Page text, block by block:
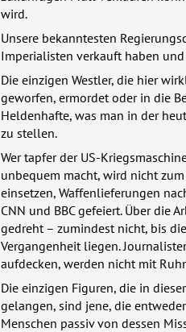
wird.
Unsere bekanntesten
Imperialisten verkauft haben
Die einzigen Westler, die hier
geworfen, ermordet oder in die
Heldenhafte, was man in der
zu stellen.
Wer tapfer der US-
unbequem macht, wird nicht
einsetzen, Waffenlieferungen
CNN und BBCgefeiert. Über die
gedreht – zumindest nicht, bis
Vergangenheit liegen.
aufdecken, werden nicht mit
Die einzigen Figuren, die in
gelangen, sind jene, die
Menschen passiv von dessen